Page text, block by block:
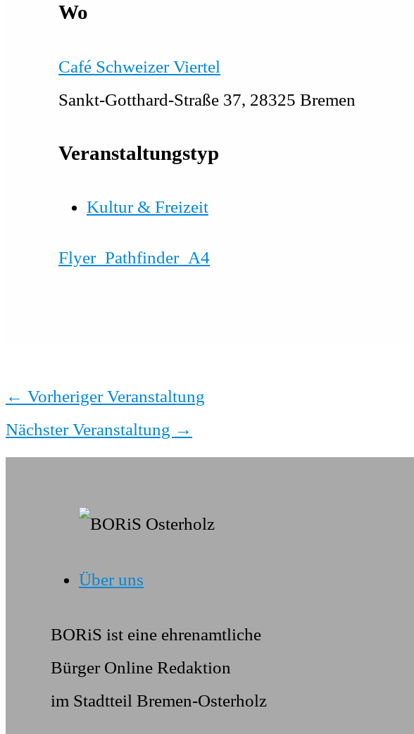
Wo
Café Schweizer Viertel
Sankt-Gotthard-Straße 37, 28325 Bremen
Veranstaltungstyp
Kultur & Freizeit
Flyer_Pathfinder_A4
← Vorheriger Veranstaltung
Nächster Veranstaltung →
Über uns
BORiS ist eine ehrenamtliche
Bürger Online Redaktion
im Stadtteil Bremen-Osterholz